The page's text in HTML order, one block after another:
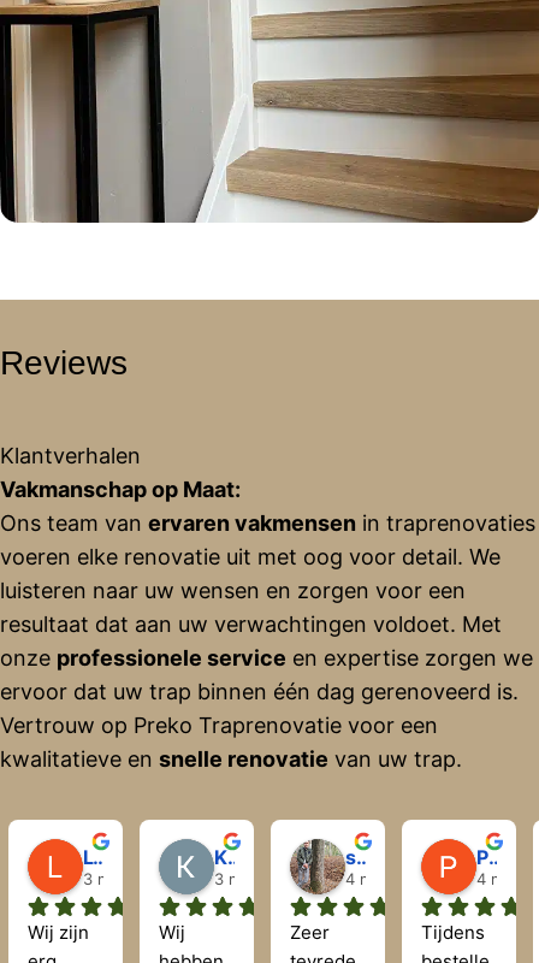
Reviews
Klantverhalen
Vakmanschap op Maat:
Ons team van ervaren vakmensen in traprenovaties
voeren elke renovatie uit met oog voor detail. We
luisteren naar uw wensen en zorgen voor een
resultaat dat aan uw verwachtingen voldoet. Met
onze professionele service en expertise zorgen we
ervoor dat uw trap binnen één dag gerenoveerd is.
Vertrouw op Preko Traprenovatie voor een
kwalitatieve en snelle renovatie van uw trap.
Lyda Flandrijn
3 maanden geleden
Wij zijn
Krisztián Hegyi
3 maanden geleden
Wij
sjaak wingerden
4 maanden geleden
Zeer
Perry Lodder
4
Tijdens